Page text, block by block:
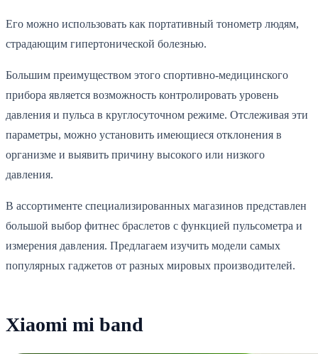
Его можно использовать как портативный тонометр людям,
страдающим гипертонической болезнью.
Большим преимуществом этого спортивно-медицинского
прибора является возможность контролировать уровень
давления и пульса в круглосуточном режиме. Отслеживая эти
параметры, можно установить имеющиеся отклонения в
организме и выявить причину высокого или низкого
давления.
В ассортименте специализированных магазинов представлен
большой выбор фитнес браслетов с функцией пульсометра и
измерения давления. Предлагаем изучить модели самых
популярных гаджетов от разных мировых производителей.
Xiaomi mi band